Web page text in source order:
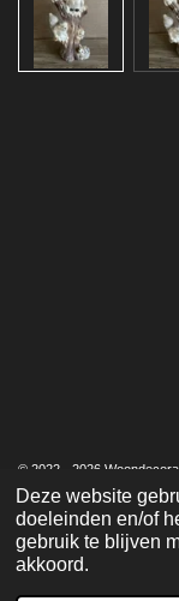
Deze website
doeleinden en/of
gebruik te blijven
akkoord.
© 2022 - 2026
Powered byJouwWeb